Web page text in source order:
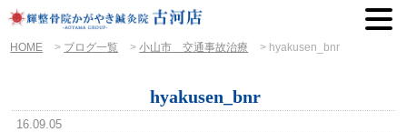
HOME > ブログ一覧 >小山市 交通事故治療 > hyakusen_bnr
hyakusen_bnr
16.09.05